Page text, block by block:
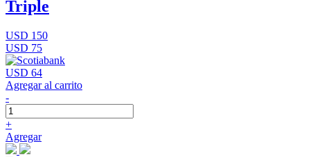
Triple
USD 150
USD 75
USD 64
Agregar al carrito
-
+
Agregar